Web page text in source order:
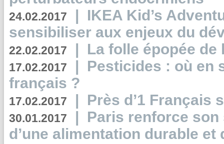
24.02.2017 | IKEA Kid’s
sensibiliser aux enjeux du
22.02.2017 | La folle épopée de
17.02.2017 | Pesticides : où en
français ?
17.02.2017 | Près d’1 Français
30.01.2017 | Paris renforce
d’une alimentation durable et